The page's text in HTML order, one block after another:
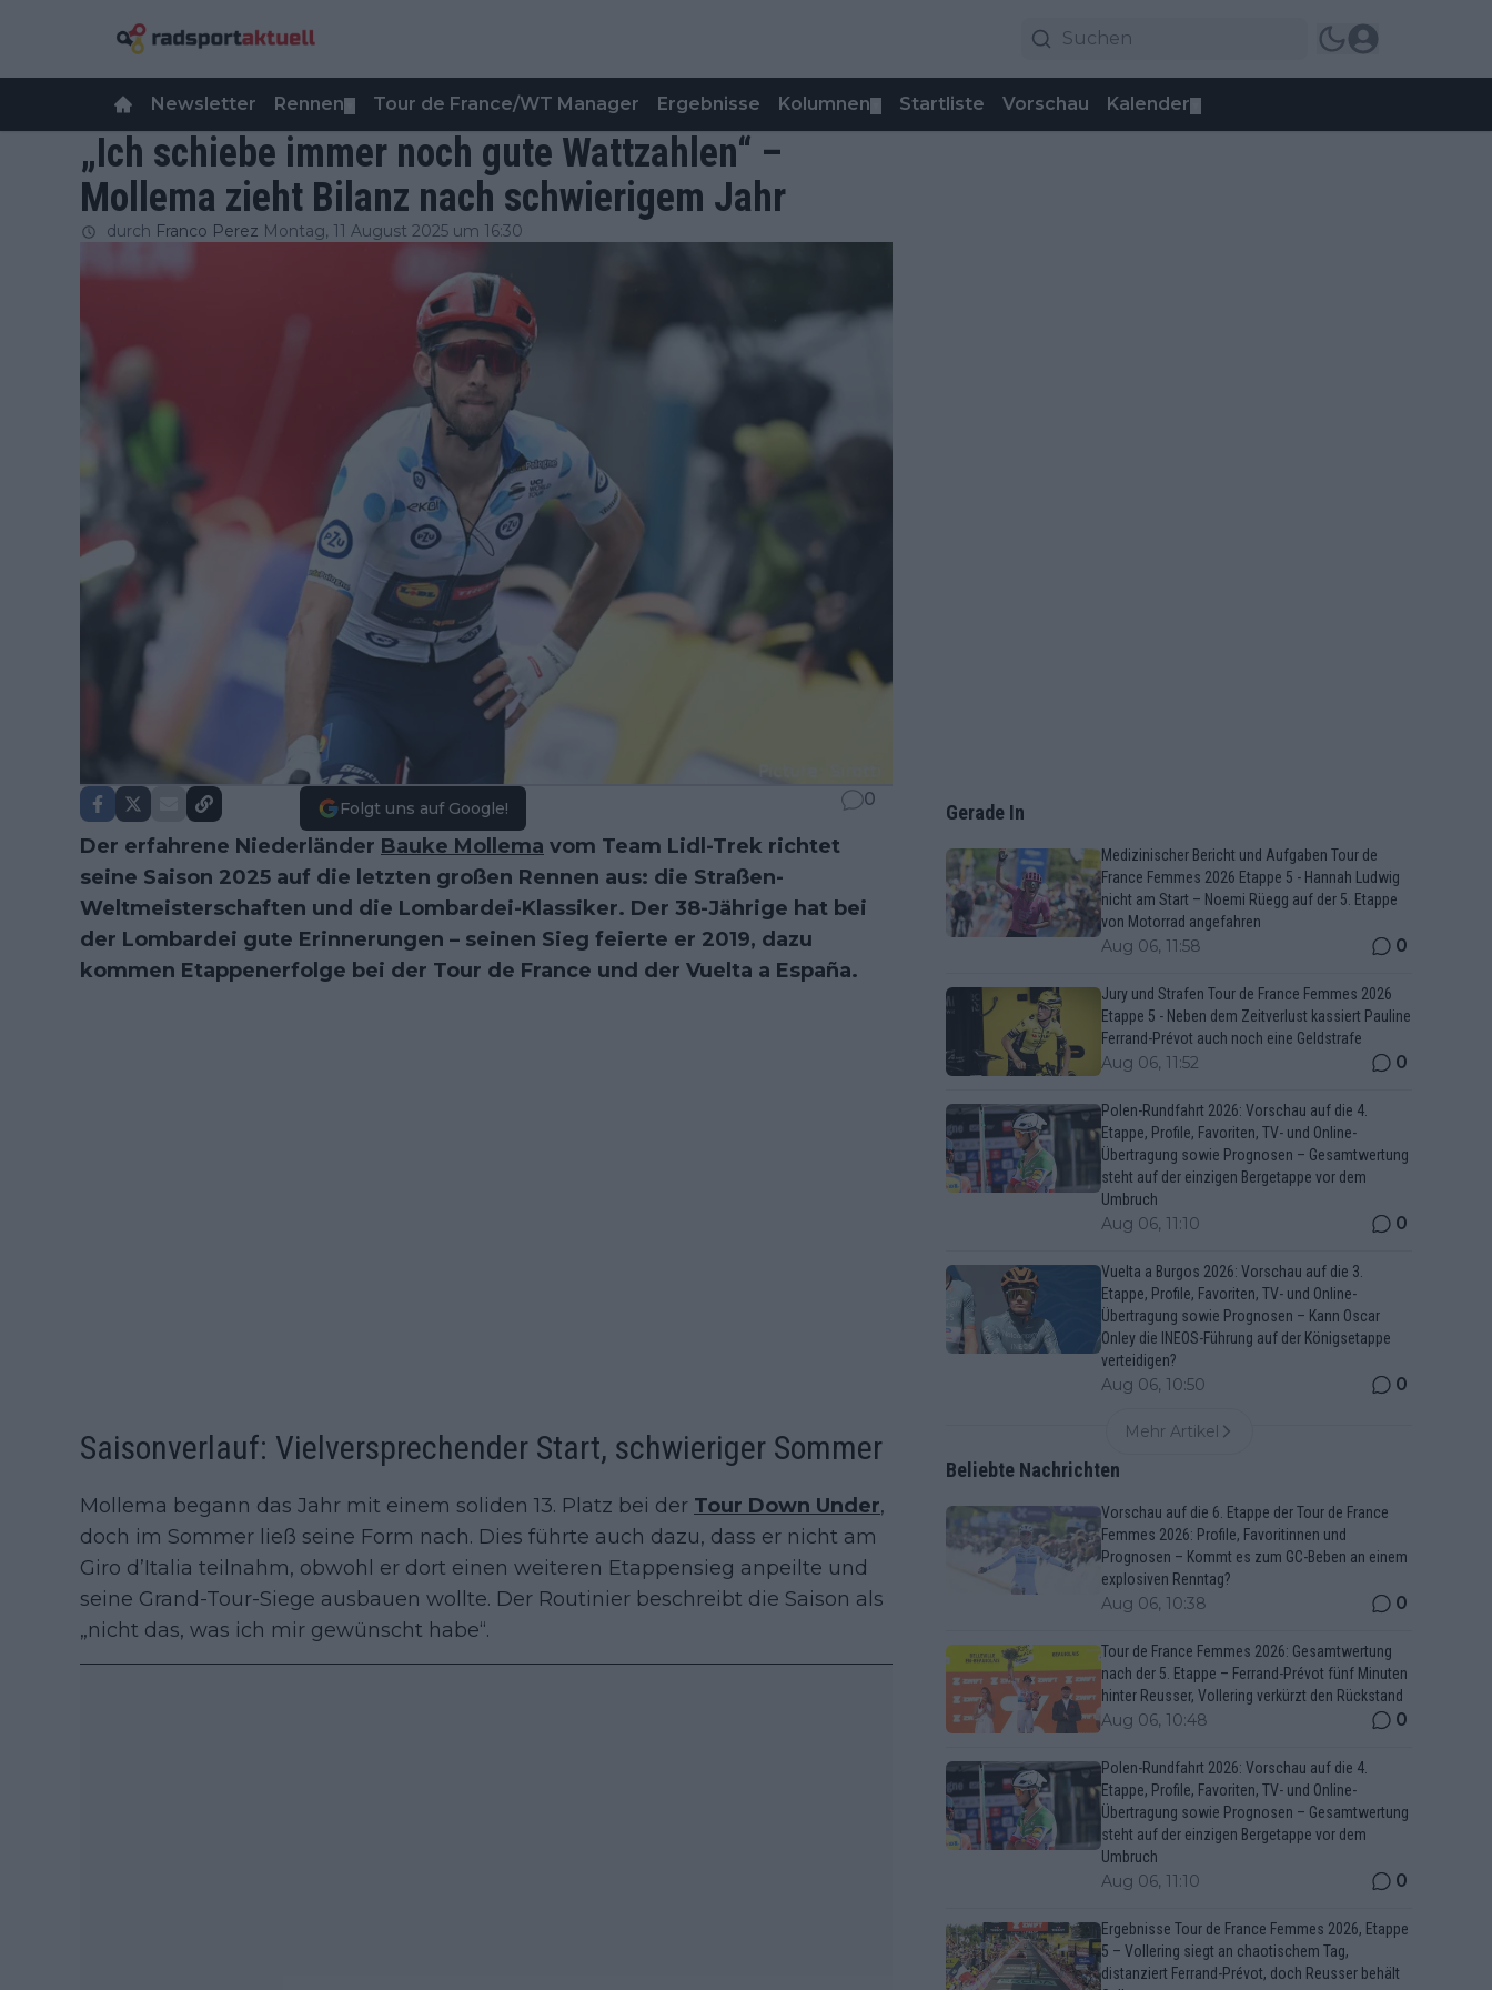
Newsletter Rennen Tour de France/WT Manager Ergebnisse Kolumnen Startliste Vorschau Kalender
„Ich schiebe immer noch gute Wattzahlen“ –
Mollema zieht Bilanz nach schwierigem Jahr
durch Franco Perez Montag, 11 August 2025 um 16:30
Folgt uns auf Google! 0
Der erfahrene Niederländer Bauke Mollema vom Team Lidl-Trek richtet
seine Saison 2025 auf die letzten großen Rennen aus: die Straßen-
Weltmeisterschaften und die Lombardei-Klassiker. Der 38-Jährige hat bei
der Lombardei gute Erinnerungen – seinen Sieg feierte er 2019, dazu
kommen Etappenerfolge bei der Tour de France und der Vuelta a España.
Saisonverlauf: Vielversprechender Start, schwieriger Sommer
Mollema begann das Jahr mit einem soliden 13. Platz bei der Tour Down Under,
doch im Sommer ließ seine Form nach. Dies führte auch dazu, dass er nicht am
Giro d’Italia teilnahm, obwohl er dort einen weiteren Etappensieg anpeilte und
seine Grand-Tour-Siege ausbauen wollte. Der Routinier beschreibt die Saison als
„nicht das, was ich mir gewünscht habe“.
Gerade In
Medizinischer Bericht und Aufgaben Tour de
France Femmes 2026 Etappe 5 - Hannah Ludwig
nicht am Start – Noemi Rüegg auf der 5. Etappe
von Motorrad angefahren
Aug 06, 11:58 0
Jury und Strafen Tour de France Femmes 2026
Etappe 5 - Neben dem Zeitverlust kassiert Pauline
Ferrand-Prévot auch noch eine Geldstrafe
Aug 06, 11:52 0
Polen-Rundfahrt 2026: Vorschau auf die 4.
Etappe, Profile, Favoriten, TV- und Online-
Übertragung sowie Prognosen – Gesamtwertung
steht auf der einzigen Bergetappe vor dem
Umbruch
Aug 06, 11:10 0
Vuelta a Burgos 2026: Vorschau auf die 3.
Etappe, Profile, Favoriten, TV- und Online-
Übertragung sowie Prognosen – Kann Oscar
Onley die INEOS-Führung auf der Königsetappe
verteidigen?
Aug 06, 10:50 0
Mehr Artikel
Beliebte Nachrichten
Vorschau auf die 6. Etappe der Tour de France
Femmes 2026: Profile, Favoritinnen und
Prognosen – Kommt es zum GC-Beben an einem
explosiven Renntag?
Aug 06, 10:38 0
Tour de France Femmes 2026: Gesamtwertung
nach der 5. Etappe – Ferrand-Prévot fünf Minuten
hinter Reusser, Vollering verkürzt den Rückstand
Aug 06, 10:48 0
Polen-Rundfahrt 2026: Vorschau auf die 4.
Etappe, Profile, Favoriten, TV- und Online-
Übertragung sowie Prognosen – Gesamtwertung
steht auf der einzigen Bergetappe vor dem
Umbruch
Aug 06, 11:10 0
Ergebnisse Tour de France Femmes 2026, Etappe
5 – Vollering siegt an chaotischem Tag,
distanziert Ferrand-Prévot, doch Reusser behält